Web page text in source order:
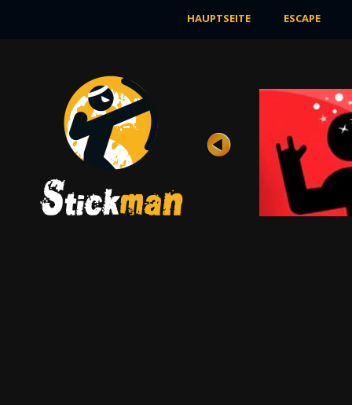
HAUPTSEITE ESCAPE
BOGENSCHIESSEN
Bewertung
Die verschiedenen Völker der
Strichmännchen kämpfen schon lange
gegeneinander....
JETZT SPIELEN